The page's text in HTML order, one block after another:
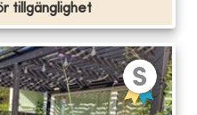
tillgänglighet